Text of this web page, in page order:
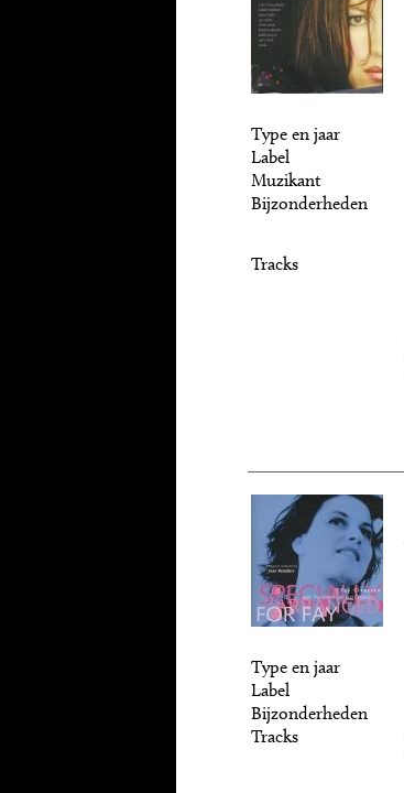
Type en jaar
Label
Muzikant
Bijzonderheden
Tracks
Type en jaar
Label
Bijzonderheden
Tracks